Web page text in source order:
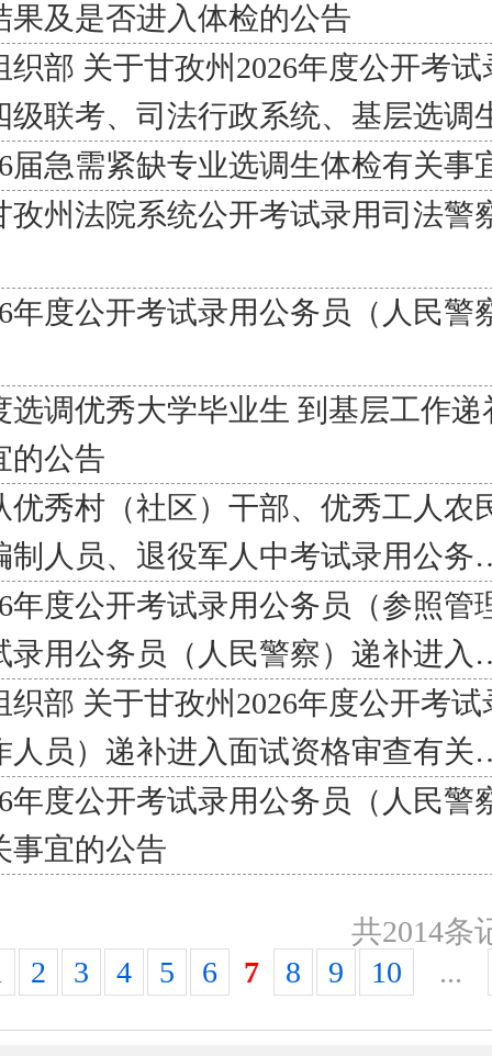
果及是否进入体检的公告
织部 关于甘孜州2026年度公开考
级联考、司法行政系统、基层选
届急需紧缺专业选调生体检有关事
孜州法院系统公开考试录用司法警
年度公开考试录用公务员（人民警
选调优秀大学毕业生 到基层工作
的公告
优秀村（社区）干部、优秀工人农
制人员、退役军人中考试录用公
年度公开考试录用公务员（参照管
录用公务员（人民警察）递补进
织部 关于甘孜州2026年度公开考
人员）递补进入面试资格审查有
年度公开考试录用公务员（人民警
事宜的公告
共2014条
2 3 4 5 6 7 8 9 10 ...